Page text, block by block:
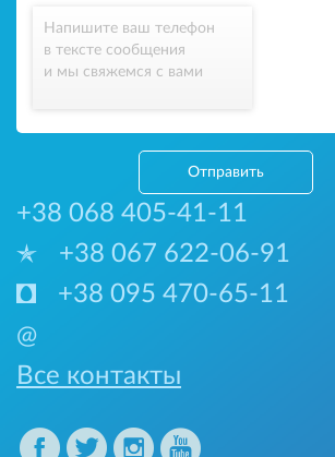
Напишите ваш телефон
в тексте сообщения
и мы свяжемся с вами
Отправить
+38 068 405-41-11
+38 067 622-06-91
+38 095 470-65-11
@
Все контакты